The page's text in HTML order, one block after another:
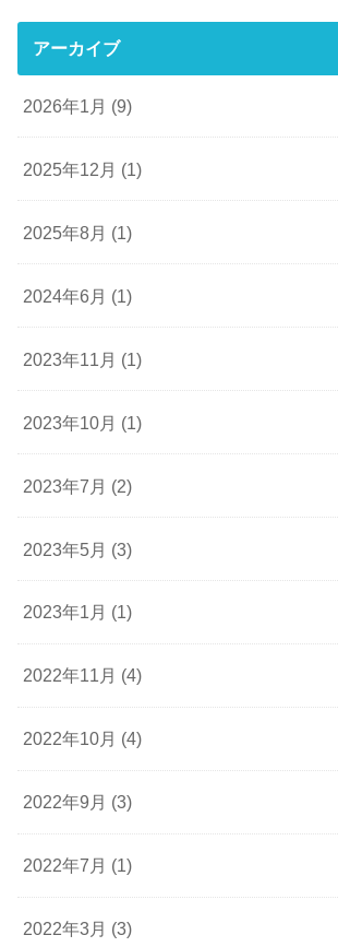
アーカイブ
2026年1月 (9)
2025年12月 (1)
2025年8月 (1)
2024年6月 (1)
2023年11月 (1)
2023年10月 (1)
2023年7月 (2)
2023年5月 (3)
2023年1月 (1)
2022年11月 (4)
2022年10月 (4)
2022年9月 (3)
2022年7月 (1)
2022年3月 (3)